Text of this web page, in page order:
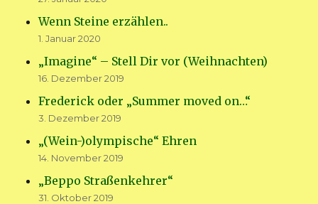
Wenn Steine erzählen..
1. Januar 2020
„Imagine“ – Stell Dir vor (Weihnachten)
16. Dezember 2019
Frederick oder „Summer moved on…“
3. Dezember 2019
„(Wein-)olympische“ Ehren
14. November 2019
„Beppo Straßenkehrer“
31. Oktober 2019